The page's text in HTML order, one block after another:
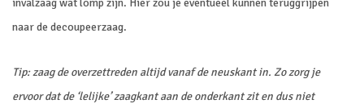
invalzaag wat lomp zijn. Hier zou je eventueel kunnen teruggrijpen
naar de decoupeerzaag.
Tip: zaag de overzettreden altijd vanaf de neuskant in. Zo zorg je
ervoor dat de ‘lelijke’ zaagkant aan de onderkant zit en dus niet